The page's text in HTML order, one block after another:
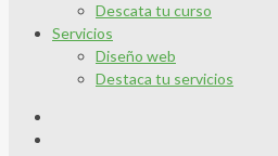
Descata tu curso
Servicios
Diseño web
Destaca tu servicios